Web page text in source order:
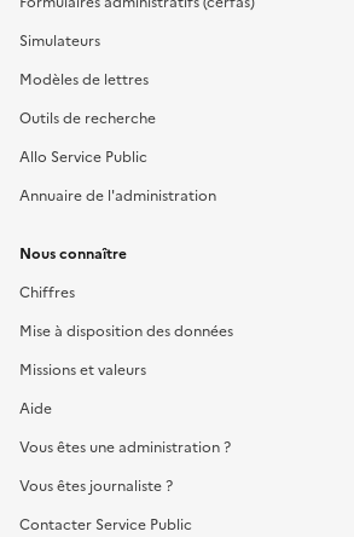
Simulateurs
Modèles de lettres
Outils de recherche
Allo Service Public
Annuaire de l'administration
Nous connaître
Chiffres
Mise à disposition des données
Missions et valeurs
Aide
Vous êtes une administration ?
Vous êtes journaliste ?
Contacter Service Public